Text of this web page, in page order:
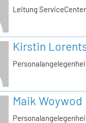
Leitung
Kirstin
Maik Woywod